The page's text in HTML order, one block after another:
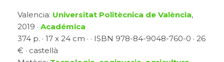
Valencia: Universitat Politècnica de València,
2019 · Académica
374 p. · 17 x 24 cm · · ISBN 978-84-9048-760-0 · 26
€ · castellà